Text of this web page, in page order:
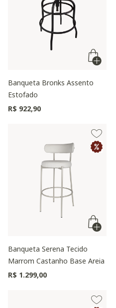
Banqueta Bronks Assento
Estofado
R$ 922,90
Banqueta Serena Tecido
Marrom Castanho Base Areia
R$ 1.299,00